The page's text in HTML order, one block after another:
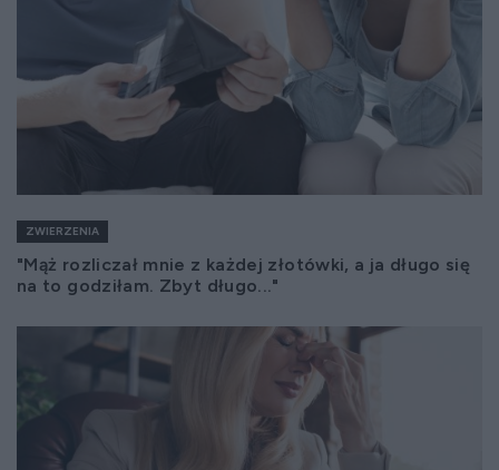
ZWIERZENIA
"Mąż rozliczał mnie z każdej złotówki, a ja długo się
na to godziłam. Zbyt długo..."